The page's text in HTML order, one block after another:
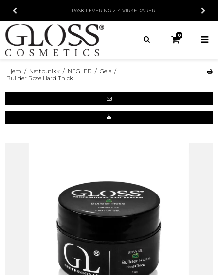
RASK LEVERING 2-4 VIRKEDAGER
0
Hjem / Nettbutikk / NEGLER / Gele /
Builder Rose Hard Thick